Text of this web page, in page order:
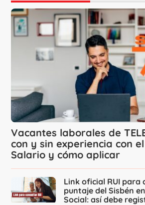
Vacantes laborales de
con y sin experiencia con el
Salario y cómo aplicar
Link oficial RUI para
puntaje del Sisbén
Social: así debe